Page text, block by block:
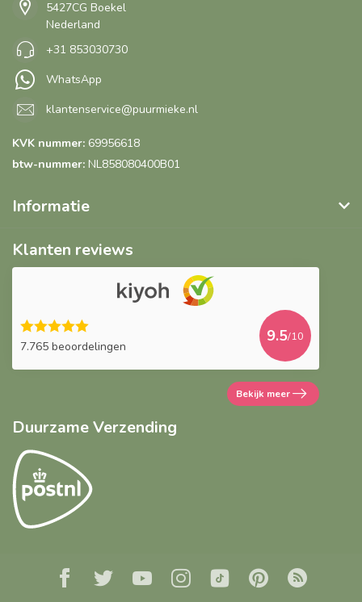
5427CG Boekel
Nederland
+31 853030730
WhatsApp
klantenservice@puurmieke.nl
KVK nummer: 69956618
btw-nummer: NL858080400B01
Informatie
Klanten reviews
7.765 beoordelingen
9.5/10
Bekijk meer
Duurzame Verzending